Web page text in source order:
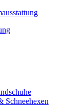
Schneehexen